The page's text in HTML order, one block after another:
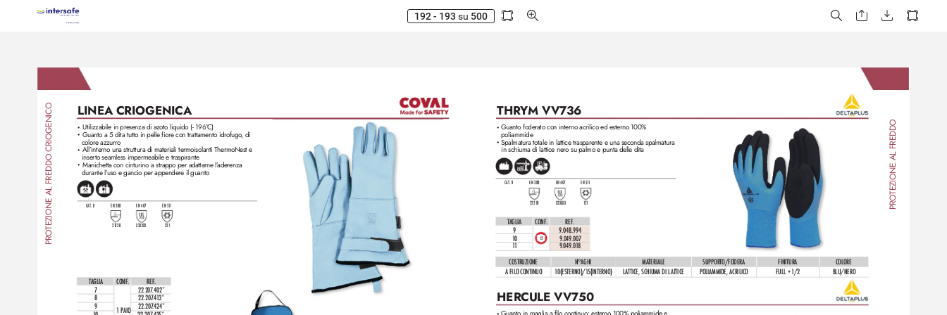
192 - 193 su 500
TAGLIA CONF. REF.
7
1 PAIO
22.207.402*
8 22.207.413*
9 22.207.424*
• Utilizzabile in presenza di azoto liquido (- 196°C)
• Guanto a 5 dita tutto in pelle fiore con trattamento idrofugo, di
colore azzurro
• All’interno una struttura di materiali termoisolanti ThermoNest e
inserto seamless impermeabile e traspirante
• Manichetta con cinturino a strappo per adattarne l’aderenza
durante l’uso e gancio per appendere il guanto
CAT. II EN 388
2122B
EN 407
X2XXXX
EN 511
221
LINEA CRIOGENICA
PRO
TEZIONE AL FREDDO CRIOGENICO PRO
TEZIONE AL FREDDO
HERCULE VV750
• Guanto foderato con interno acrilico ed esterno 100%
poliammide
• Spalmatura totale in lattice trasparente e una seconda spalmatura
in schiuma di lattice nero su palmo e punta delle dita
CAT. II EN 388
2231B
EN 407
X2XXXX
EN 511
121
THRYM VV736
TAGLIA CONF. REF.
9
12
9.048.994
10 9.049.007
11 9.049.018
COSTRUZIONE N°AGHI MATERIALE SUPPORTO/FODERA FINITURA COLORE
A FILO CONTINUO 10(ESTERNO)/15(INTERNO) LATTICE, SCHIUMA DI LATTICE POLIAMMIDE, ACRILICO FULL + 1/2 BLU/NERO